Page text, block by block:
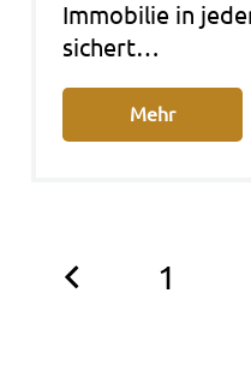
Immo­bi­lie in
sichert…
Mehr
1